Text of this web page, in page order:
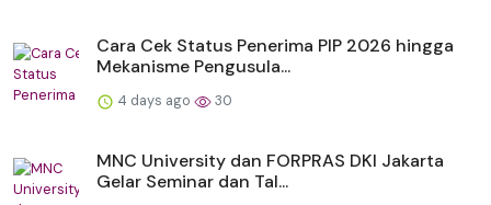
Cara Cek Status Penerima PIP 2026 hingga
Mekanisme Pengusula...
4 days ago 30
MNC University dan FORPRAS DKI Jakarta
Gelar Seminar dan Tal...